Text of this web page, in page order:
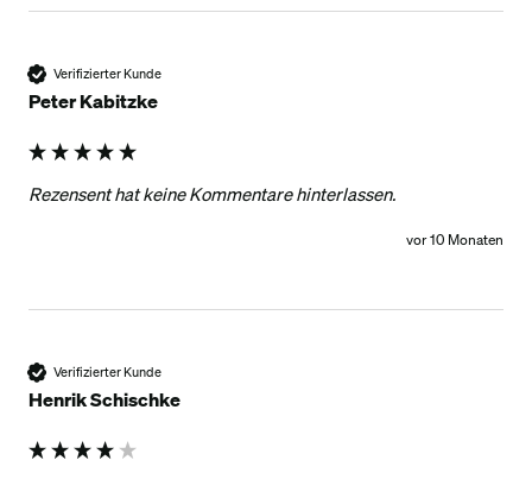
Verifizierter Kunde
Peter Kabitzke
Rezensent hat keine Kommentare hinterlassen.
vor 10 Monaten
Verifizierter Kunde
Henrik Schischke